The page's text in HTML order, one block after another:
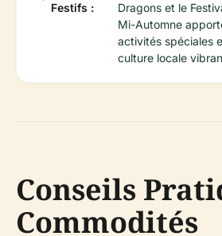
Festifs :
Dragons et le
Mi-Automne
activités spéciales
culture locale
Conseils
Commodités